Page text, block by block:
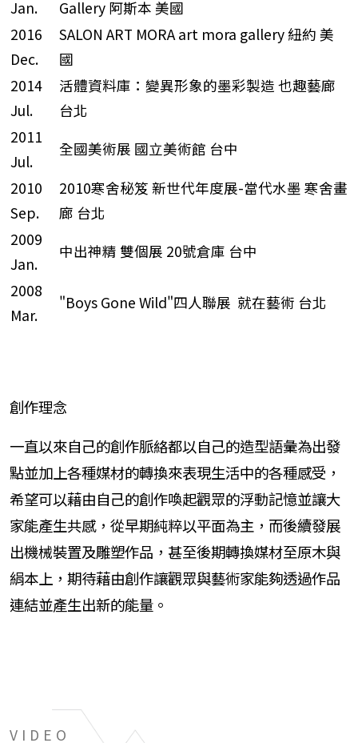
Jan.
Gallery 阿斯本 美國
2016
Dec.
SALON ART MORA art mora gallery 紐約 美
國
2014
Jul.
活體資料庫：變異形象的墨彩製造 也趣藝廊
台北
2011
Jul.
全國美術展 國立美術館 台中
2010
Sep.
2010寒舍秘笈 新世代年度展-當代水墨 寒舍畫
廊 台北
2009
Jan.
中出神精 雙個展 20號倉庫 台中
2008
Mar.
"Boys Gone Wild"四人聯展 就在藝術 台北
創作理念
一直以來自己的創作脈絡都以自己的造型語彙為出發
點並加上各種媒材的轉換來表現生活中的各種感受，
希望可以藉由自己的創作喚起觀眾的浮動記憶並讓大
家能產生共感，從早期純粹以平面為主，而後續發展
出機械裝置及雕塑作品，甚至後期轉換媒材至原木與
絹本上，期待藉由創作讓觀眾與藝術家能夠透過作品
連結並產生出新的能量。
VIDEO